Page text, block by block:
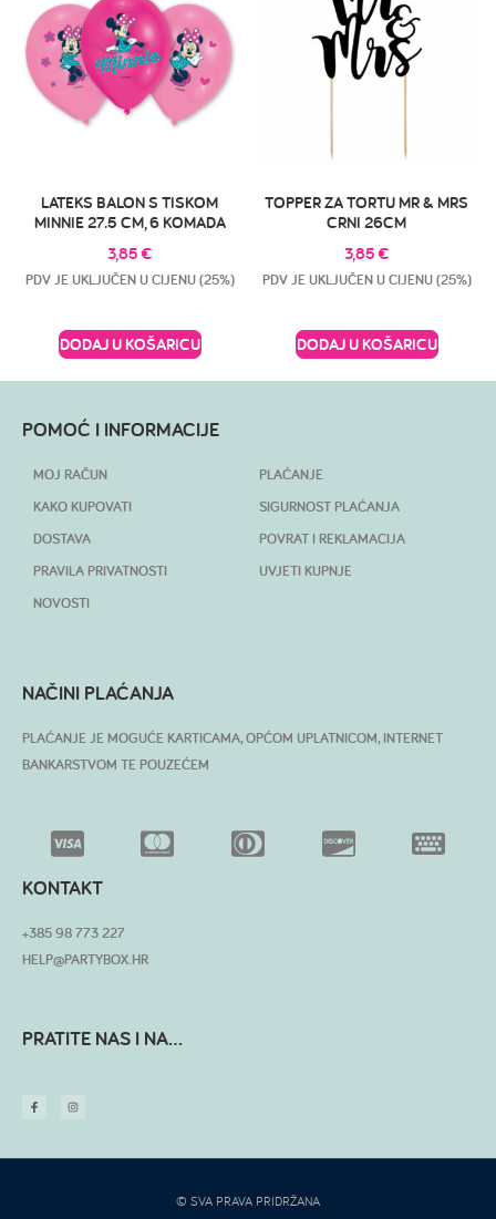
LATEKS BALON S TISKOM
MINNIE 27.5 CM, 6 KOMADA
3,85 €
PDV JE UKLJUČEN U CIJENU (25%)
DODAJ U KOŠARICU
TOPPER ZA TORTU MR & MRS
CRNI 26CM
3,85 €
PDV JE UKLJUČEN U CIJENU (25%)
DODAJ U KOŠARICU
POMOĆ I INFORMACIJE
MOJ RAČUN
KAKO KUPOVATI
DOSTAVA
PRAVILA PRIVATNOSTI
NOVOSTI
PLAĆANJE
SIGURNOST PLAĆANJA
POVRAT I REKLAMACIJA
UVJETI KUPNJE
NAČINI PLAĆANJA
PLAĆANJE JE MOGUĆE KARTICAMA, OPĆOM UPLATNICOM, INTERNET
BANKARSTVOM TE POUZEĆEM
KONTAKT
+385 98 773 227
HELP@PARTYBOX.HR
PRATITE NAS I NA...
© SVA PRAVA PRIDRŽANA